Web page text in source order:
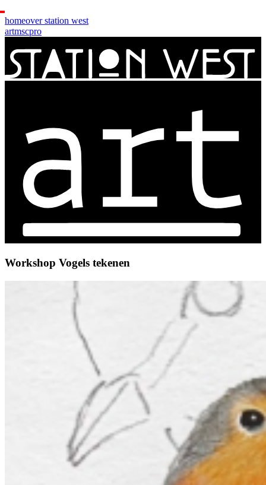
homeover station west
artmscpro
Workshop Vogels tekenen